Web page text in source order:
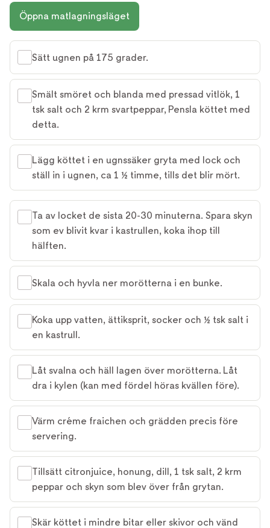
Öppna matlagningsläget
Sätt ugnen på 175 grader.
Smält smöret och blanda med pressad vitlök, 1
tsk salt och 2 krm svartpeppar, Pensla köttet med
detta.
Lägg köttet i en ugnssäker gryta med lock och
ställ in i ugnen, ca 1 ½ timme, tills det blir mört.
Ta av locket de sista 20-30 minuterna. Spara skyn
som ev blivit kvar i kastrullen, koka ihop till
hälften.
Skala och hyvla ner morötterna i en bunke.
Koka upp vatten, ättiksprit, socker och ½ tsk salt i
en kastrull.
Låt svalna och häll lagen över morötterna. Låt
dra i kylen (kan med fördel höras kvällen före).
Värm créme fraichen och grädden precis före
servering.
Tillsätt citronjuice, honung, dill, 1 tsk salt, 2 krm
peppar och skyn som blev över från grytan.
Skär köttet i mindre bitar eller skivor och vänd